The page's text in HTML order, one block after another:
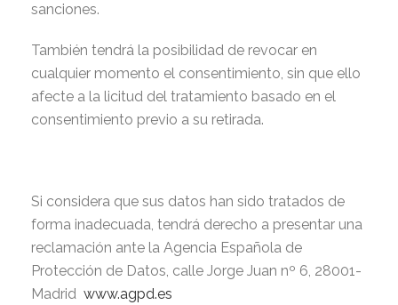
sanciones.
También tendrá la posibilidad de revocar en
cualquier momento el consentimiento, sin que ello
afecte a la licitud del tratamiento basado en el
consentimiento previo a su retirada.
Si considera que sus datos han sido tratados de
forma inadecuada, tendrá derecho a presentar una
reclamación ante la Agencia Española de
Protección de Datos, calle Jorge Juan nº 6, 28001-
Madrid www.agpd.es